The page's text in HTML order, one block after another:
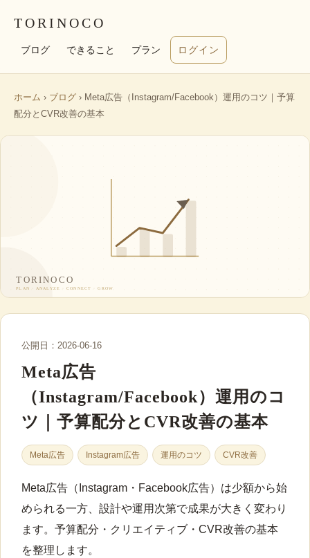
TORINOCO
ブログ できること プラン ログイン
ホーム › ブログ › Meta広告（Instagram/Facebook）運用のコツ｜予算
配分とCVR改善の基本
公開日：2026-06-16
Meta広告
（Instagram/Facebook）運用のコ
ツ｜予算配分とCVR改善の基本
Meta広告 Instagram広告 運用のコツ CVR改善
Meta広告（Instagram・Facebook広告）は少額から始
められる一方、設計や運用次第で成果が大きく変わり
ます。予算配分・クリエイティブ・CVR改善の基本
を整理します。